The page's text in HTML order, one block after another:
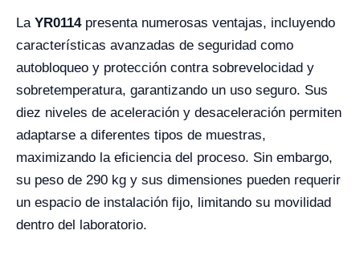
La YR0114presenta numerosas ventajas, incluyendo
características avanzadas de seguridad como
autobloqueo y protección contra sobrevelocidad y
sobretemperatura, garantizando un uso seguro. Sus
diez niveles de aceleración y desaceleración permiten
adaptarse a diferentes tipos de muestras,
maximizando la eficiencia del proceso. Sin embargo,
su peso de 290 kg y sus dimensiones pueden requerir
un espacio de instalación fijo, limitando su movilidad
dentro del laboratorio.